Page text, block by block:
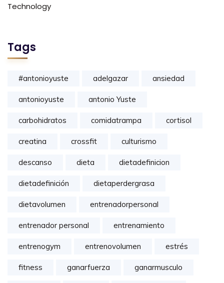
Technology
Tags
#antonioyuste adelgazar ansiedad
antonioyuste antonio Yuste
carbohidratos comidatrampa cortisol
creatina crossfit culturismo
descanso dieta dietadefinicion
dietadefinición dietaperdergrasa
dietavolumen entrenadorpersonal
entrenador personal entrenamiento
entrenogym entrenovolumen estrés
fitness ganarfuerza ganarmusculo